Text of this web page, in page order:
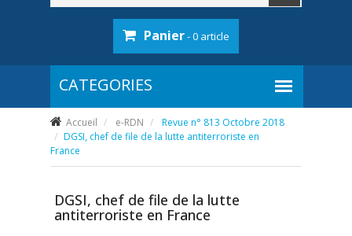
Panier- 0 article
Accueil e-RDN
Revue n° 813 Octobre 2018
DGSI, chef de file de la lutte antiterroriste en
France
DGSI, chef de file de la lutte
antiterroriste en France